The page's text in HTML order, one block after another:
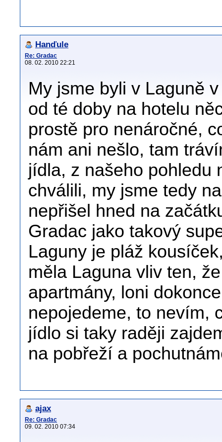
Hanďule
Re: Gradac
08. 02. 2010 22:21
My jsme byli v Laguně
od té doby na hotelu
prostě pro nenáročné,
nám ani nešlo, tam
jídla, z našeho pohledu
chválili, my jsme tedy
nepřišel hned na
Gradac jako takový
Laguny je pláž
měla Laguna vliv ten,
apartmány, loni
nepojedeme, to nevím,
jídlo si taky raději
na pobřeží a
ajax
Re: Gradac
09. 02. 2010 07:34